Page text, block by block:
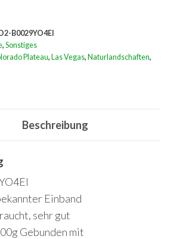
B0029YO4EI
, Sonstiges
Plateau, Las Vegas, Naturlandschaften,
Beschreibung
Einband
sehr gut
Gebunden mit